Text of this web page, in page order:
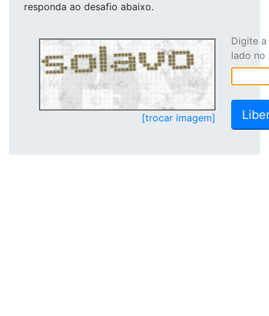
responda ao desafio abaixo.
[trocar imagem]
Digite
lado no